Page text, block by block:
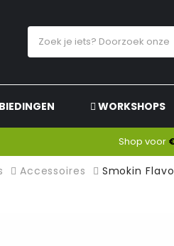
WORKSHOPS
Shop voor
Accessoires Smokin